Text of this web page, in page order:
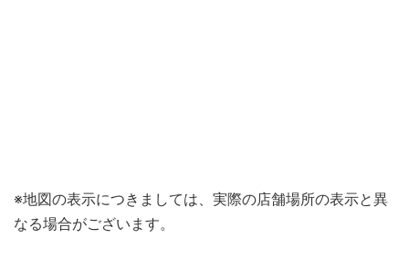
※地図の表示につきましては、実際の店舗場所の表示と異
なる場合がございます。